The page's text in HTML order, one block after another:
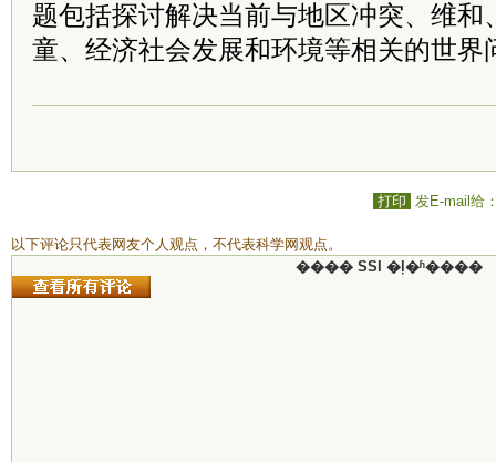
题包括探讨解决当前与地区冲突、维和
童、经济社会发展和环境等相关的世界
打印 发E-mail给
以下评论只代表网友个人观点，不代表科学网观点。
���� SSI �ļ�ʱ����